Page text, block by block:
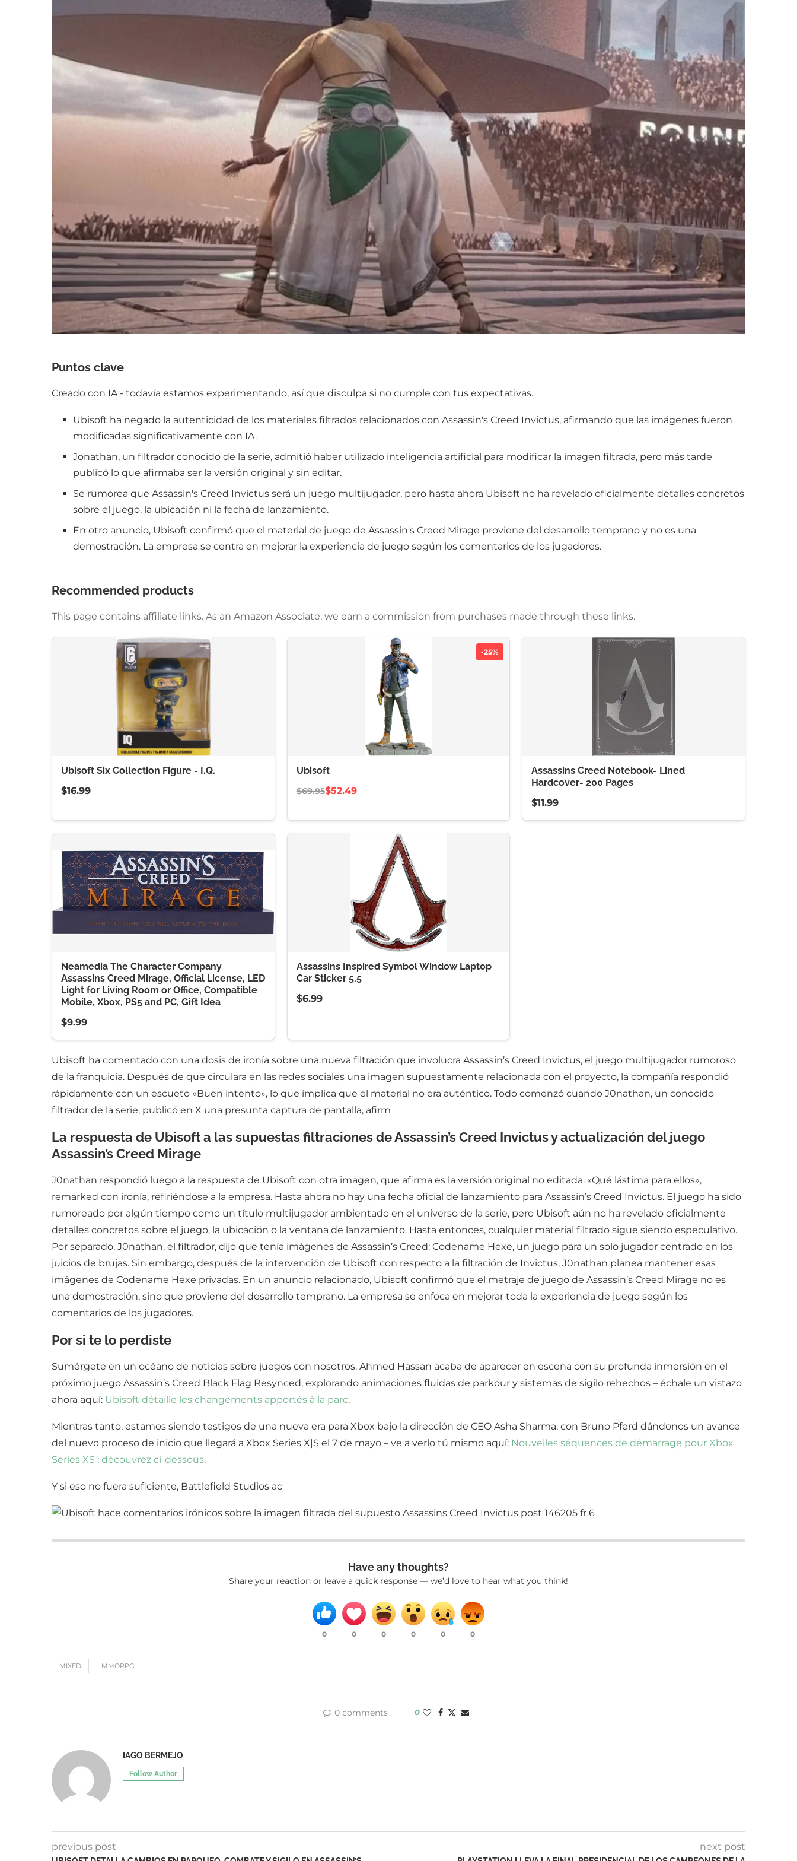
Puntos clave
Creado con IA - todavía estamos experimentando, así que disculpa si no cumple con tus expectativas.
Ubisoft ha negado la autenticidad de los materiales filtrados relacionados con Assassin's Creed Invictus, afirmando que las imágenes fueron
modificadas significativamente con IA.
Jonathan, un filtrador conocido de la serie, admitió haber utilizado inteligencia artificial para modificar la imagen filtrada, pero más tarde
publicó lo que afirmaba ser la versión original y sin editar.
Se rumorea que Assassin's Creed Invictus será un juego multijugador, pero hasta ahora Ubisoft no ha revelado oficialmente detalles concretos
sobre el juego, la ubicación ni la fecha de lanzamiento.
En otro anuncio, Ubisoft confirmó que el material de juego de Assassin's Creed Mirage proviene del desarrollo temprano y no es una
demostración. La empresa se centra en mejorar la experiencia de juego según los comentarios de los jugadores.
Recommended products
This page contains affiliate links. As an Amazon Associate, we earn a commission from purchases made through these links.
Ubisoft Six Collection Figure - I.Q.
$16.99
-25%
Ubisoft
$69.95$52.49
Assassins Creed Notebook- Lined
Hardcover- 200 Pages
$11.99
Neamedia The Character Company
Assassins Creed Mirage, Official License, LED
Light for Living Room or Office, Compatible
Mobile, Xbox, PS5 and PC, Gift Idea
$9.99
Assassins Inspired Symbol Window Laptop
Car Sticker 5.5
$6.99
Ubisoft ha comentado con una dosis de ironía sobre una nueva filtración que involucra Assassin’s Creed Invictus, el juego multijugador rumoroso
de la franquicia. Después de que circulara en las redes sociales una imagen supuestamente relacionada con el proyecto, la compañía respondió
rápidamente con un escueto «Buen intento», lo que implica que el material no era auténtico. Todo comenzó cuando J0nathan, un conocido
filtrador de la serie, publicó en X una presunta captura de pantalla, afirm
La respuesta de Ubisoft a las supuestas filtraciones de Assassin’s Creed Invictus y actualización del juego
Assassin’s Creed Mirage
J0nathan respondió luego a la respuesta de Ubisoft con otra imagen, que afirma es la versión original no editada. «Qué lástima para ellos»,
remarked con ironía, refiriéndose a la empresa. Hasta ahora no hay una fecha oficial de lanzamiento para Assassin’s Creed Invictus. El juego ha sido
rumoreado por algún tiempo como un título multijugador ambientado en el universo de la serie, pero Ubisoft aún no ha revelado oficialmente
detalles concretos sobre el juego, la ubicación o la ventana de lanzamiento. Hasta entonces, cualquier material filtrado sigue siendo especulativo.
Por separado, J0nathan, el filtrador, dijo que tenía imágenes de Assassin’s Creed: Codename Hexe, un juego para un solo jugador centrado en los
juicios de brujas. Sin embargo, después de la intervención de Ubisoft con respecto a la filtración de Invictus, J0nathan planea mantener esas
imágenes de Codename Hexe privadas. En un anuncio relacionado, Ubisoft confirmó que el metraje de juego de Assassin’s Creed Mirage no es
una demostración, sino que proviene del desarrollo temprano. La empresa se enfoca en mejorar toda la experiencia de juego según los
comentarios de los jugadores.
Por si te lo perdiste
Sumérgete en un océano de noticias sobre juegos con nosotros. Ahmed Hassan acaba de aparecer en escena con su profunda inmersión en el
próximo juego Assassin’s Creed Black Flag Resynced, explorando animaciones fluidas de parkour y sistemas de sigilo rehechos – échale un vistazo
ahora aquí: Ubisoft détaille les changements apportés à la parc.
Mientras tanto, estamos siendo testigos de una nueva era para Xbox bajo la dirección de CEO Asha Sharma, con Bruno Pferd dándonos un avance
del nuevo proceso de inicio que llegará a Xbox Series X|S el 7 de mayo – ve a verlo tú mismo aquí: Nouvelles séquences de démarrage pour Xbox
Series XS : découvrez ci-dessous.
Y si eso no fuera suficiente, Battlefield Studios ac
Have any thoughts?
Share your reaction or leave a quick response — we’d love to hear what you think!
0 0 0 0 0 0
MIXED MMORPG
0 comments 0
IAGO BERMEJO
Follow Author
previous post next post